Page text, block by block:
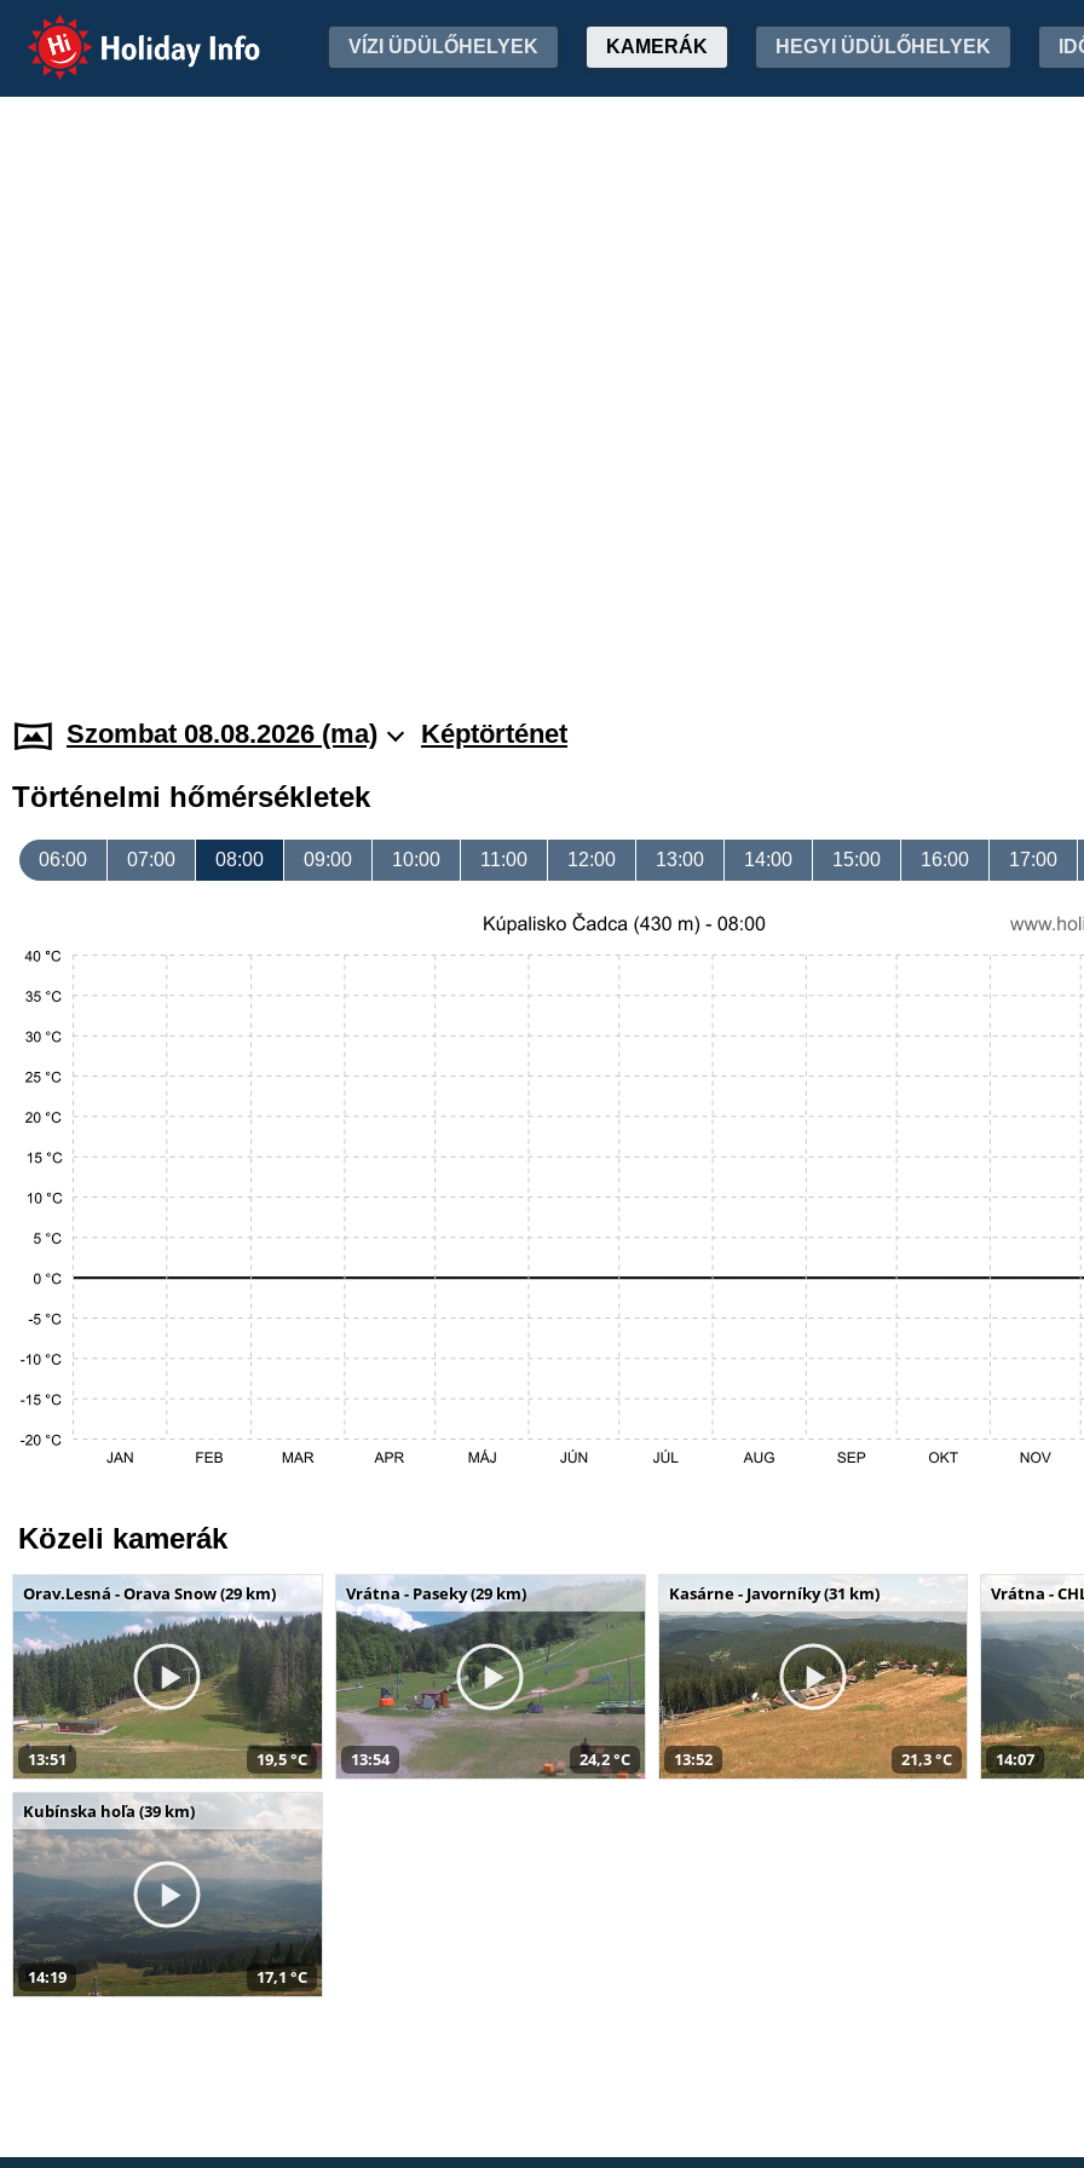
Holiday Info VÍZI ÜDÜLŐHELYEK KAMERÁK HEGYI ÜDÜLŐHELYEK
Szombat 08.08.2026 (ma) Képtörténet
Történelmi hőmérsékletek
06:00 07:00 08:00 09:00 10:00 11:00 12:00 13:00 14:00 15:00 16:00 17:00
Közeli kamerák
Orav.Lesná - Orava Snow (29 km)
13:51 19,5 °C
Vrátna - Paseky (29 km)
13:54 24,2 °C
Kasárne - Javorníky (31 km)
13:52 21,3 °C
Vrátna -
14:07
Kubínska hoľa (39 km)
14:19 17,1 °C